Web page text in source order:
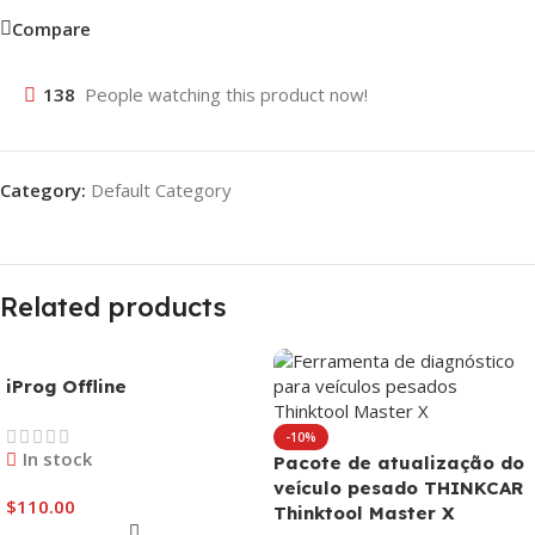
Compare
138 People watching this product now!
Category: Default Category
Related products
iProg Offline
In stock
$110.00
-10%
Pacote de atualização do
veículo pesado THINKCAR
Thinktool Master X